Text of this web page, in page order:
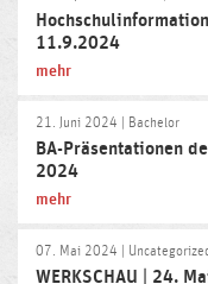
11.9.2024
mehr
21. Juni 2024 | Bachelor
BA-Präsentationen
2024
mehr
07. Mai 2024 |
WERKSCHAU | 24.